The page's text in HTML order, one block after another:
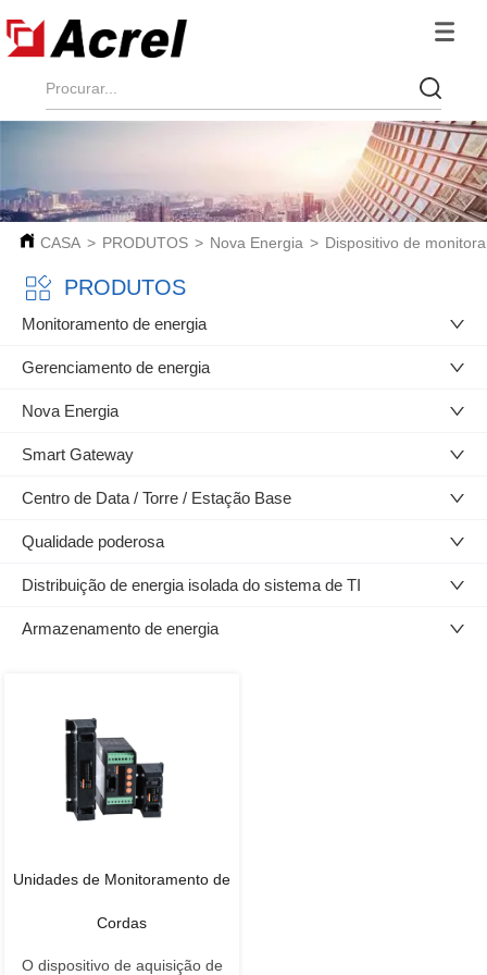
CASA > PRODUTOS > Nova Energia > Dispositivo de
PRODUTOS
Monitoramento de energia
Gerenciamento de energia
Nova Energia
Smart Gateway
Centro de Data / Torre / Estação Base
Qualidade poderosa
Distribuição de energia isolada do sistema de TI
Armazenamento de energia
Unidades de Monitoramento de
Cordas
O dispositivo de aquisição de